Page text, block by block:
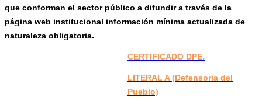
que conforman el sector público a difundir a través de la
página web institucional información mínima actualizada de
naturaleza obligatoria.
CERTIFICADO DPE.
LITERAL A (Defensoria del
Pueblo)